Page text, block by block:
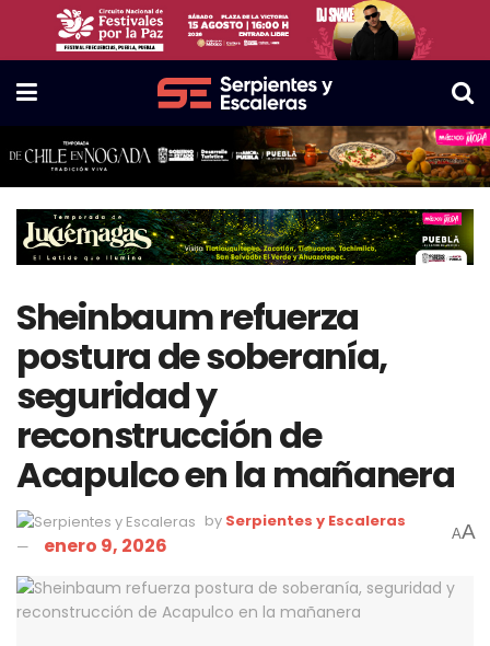
Sheinbaum refuerza
postura de soberanía,
seguridad y
reconstrucción de
Acapulco en la mañanera
by Serpientes y Escaleras
enero 9, 2026 AA